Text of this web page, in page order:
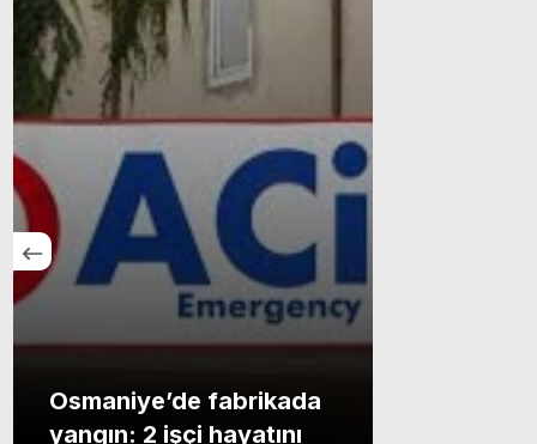
Osmaniye’de fabrikada
yangın: 2 işçi hayatını